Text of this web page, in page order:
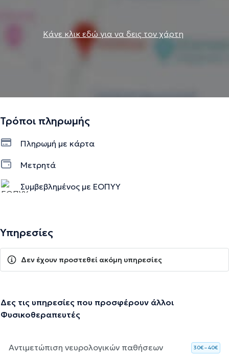
Κάνε κλικ εδώ για να δεις τον χάρτη
Τρόποι πληρωμής
Πληρωμή με κάρτα
Μετρητά
Συμβεβλημένος με ΕΟΠΥΥ
Υπηρεσίες
Δεν έχουν προστεθεί ακόμη υπηρεσίες
Δες τις υπηρεσίες που προσφέρουν άλλοι
Φυσικοθεραπευτές
Αντιμετώπιση νευρολογικών παθήσεων 30€ – 40€